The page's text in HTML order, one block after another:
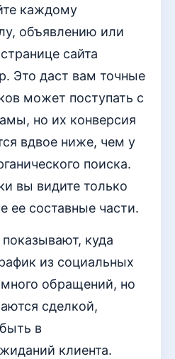
каждому
объявлению или
сайта
Это даст вам точные
может поступать с
но их конверсия
вдвое ниже, чем у
поиска.
вы видите только
ее составные части.
куда
из социальных
много обращений, но
сделкой,
в
клиента.